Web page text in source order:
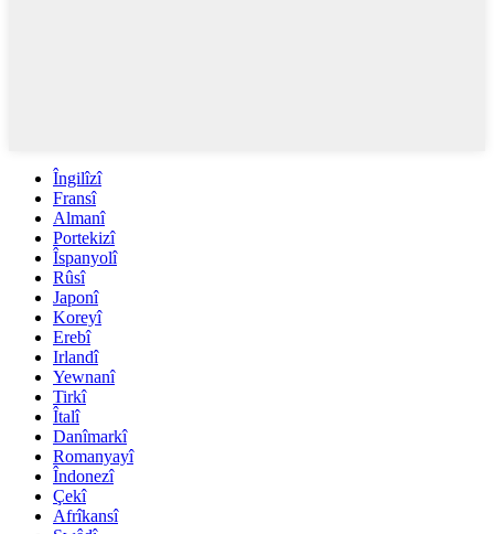
Îngilîzî
Fransî
Almanî
Portekizî
Îspanyolî
Rûsî
Japonî
Koreyî
Erebî
Irlandî
Yewnanî
Tirkî
Îtalî
Danîmarkî
Romanyayî
Îndonezî
Çekî
Afrîkansî